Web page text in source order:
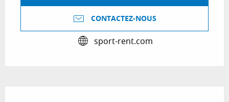
CONTACTEZ-NOUS
sport-rent.com